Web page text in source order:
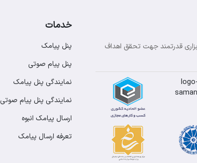
قدرتمند جهت تحقق اهداف
خدمات
پنل پیامک
پنل پیام صوتی
نمایندگی پنل پیامک
نمایندگی پنل پیام صوتی
ارسال پیامک انبوه
تعرفه ارسال پیامک